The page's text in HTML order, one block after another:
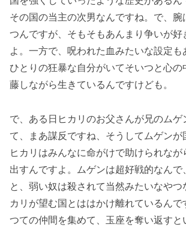
その国の当主の次男なんですね。で、腕
つんですが、そもそもあんまり争いが好
よ。一方で、呪われた血みたいな設定も
ひとりの狂暴な自分がいてそいつと心
藤しながら生きているんですけども。
で、ある日ヒカリのお父さんが兄のムゲ
て、まあ謀反ですね、そうしてムゲンが
ヒカリはみんなに命がけで助けられな
出すんですよ。ムゲンは超好戦的なん
と、弱い奴は殺されて当然みたいなやつ
カリが望む国とははかけ離れているん
つての仲間を集めて、玉座を奪い返す